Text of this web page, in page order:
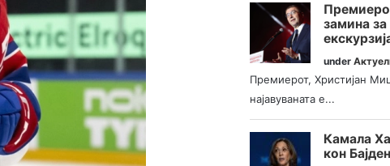
замина
under
Премиерот, Христијан
најавуваната е...
Камала
кон Бајден